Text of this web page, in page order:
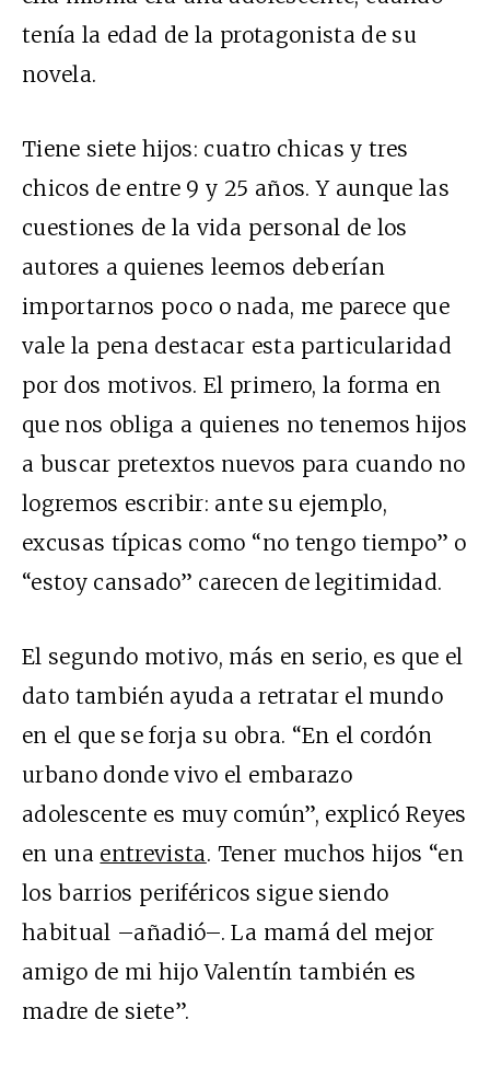
tenía la edad de la protagonista de su
novela.
Tiene siete hijos: cuatro chicas y tres
chicos de entre 9 y 25 años. Y aunque las
cuestiones de la vida personal de los
autores a quienes leemos deberían
importarnos poco o nada, me parece que
vale la pena destacar esta particularidad
por dos motivos. El primero, la forma en
que nos obliga a quienes no tenemos hijos
a buscar pretextos nuevos para cuando no
logremos escribir: ante su ejemplo,
excusas típicas como “no tengo tiempo” o
“estoy cansado” carecen de legitimidad.
El segundo motivo, más en serio, es que el
dato también ayuda a retratar el mundo
en el que se forja su obra. “En el cordón
urbano donde vivo el embarazo
adolescente es muy común”, explicó Reyes
en una entrevista. Tener muchos hijos “en
los barrios periféricos sigue siendo
habitual –añadió–. La mamá del mejor
amigo de mi hijo Valentín también es
madre de siete”.